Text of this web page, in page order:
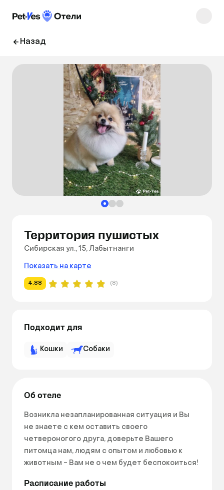
Назад
Территория пушистых
Сибирская ул., 15, Лабытнанги
Показать на карте
4.88 (8)
Подходит для
Кошки Собаки
Об отеле
Возникла незапланированная ситуация и Вы
не знаете с кем оставить своего
четвероногого друга, доверьте Вашего
питомца нам, людям с опытом и любовью к
животным - Вам не о чем будет беспокоиться!
Расписание работы